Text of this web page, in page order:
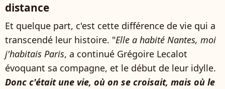
distance
Et quelque part, c'est cette différence de vie qui a
transcendé leur histoire. "Elle a habité Nantes, moi
j'habitais Paris, a continué Grégoire Lecalot
évoquant sa compagne, et le début de leur idylle.
Donc c'était une vie, où on se croisait, mais où le